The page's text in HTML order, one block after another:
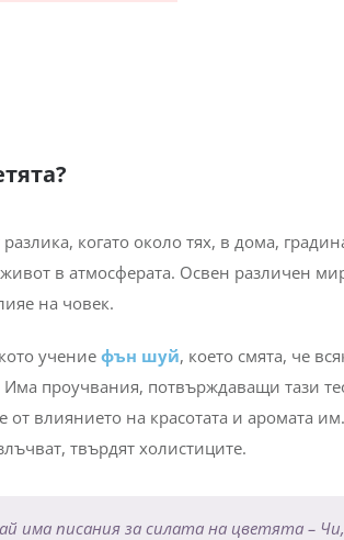
когато около тях, в дома,
в атмосферата. Освен различен
на човек.
учение фън шуй, което смята, че
проучвания, потвърждаващи тази
от влиянието на красотата и аромата
твърдят холистиците.
има писания за силата на цветята – Чи